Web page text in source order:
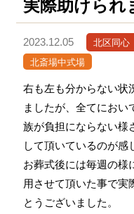
実際助けられ
2023.12.05 北区同
北斎場中式場
右も左も分からない状
ましたが、全てにおい
族が負担にならない様
して頂いているのが感
お葬式後には毎週の様
用させて頂いた事で実
とうございました。